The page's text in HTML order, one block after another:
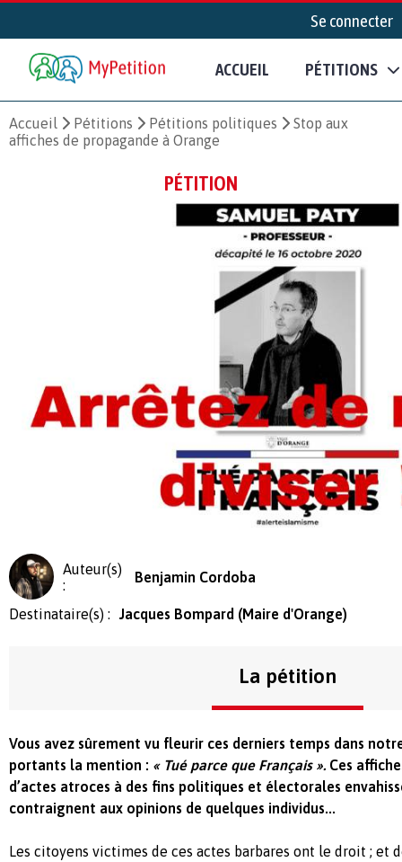
Se connecter
ACCUEIL PÉTITIONS
Accueil Pétitions Pétitions politiques
Stop aux
affiches de propagande à Orange
PÉTITION
Auteur(s)
:
Benjamin Cordoba
Destinataire(s) : Jacques Bompard (Maire d'Orange)
La pétition
Vous avez sûrement vu fleurir ces derniers temps dans
portants la mention : « Tué parce que Français ». Ces
d’actes atroces à des fins politiques et électorales
contraignent aux opinions de quelques individus...
Les citoyens victimes de ces actes barbares ont le droit ; et